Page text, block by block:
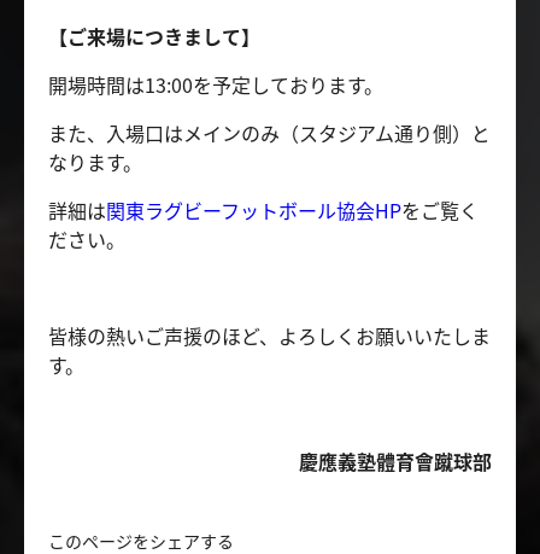
【ご来場につきまして】
開場時間は13:00を予定しております。
また、入場口はメインのみ（スタジアム通り側）と
なります。
詳細は関東ラグビーフットボール協会HPをご覧く
ださい。
皆様の熱いご声援のほど、よろしくお願いいたしま
す。
慶應義塾體育會蹴球部
このページをシェアする